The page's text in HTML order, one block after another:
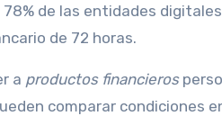
de las entidades
de 72 horas.
a productos financieros
comparar